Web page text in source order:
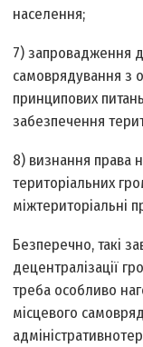
населення;
7) запровадження
самоврядування з
принципових
забезпечення
8) визнання права
територіальних
міжтериторіальні
Безперечно, такі
децентралізації
треба особливо
місцевого